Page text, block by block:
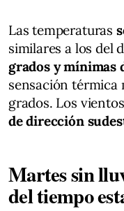
Las temperaturas
similares a los del
grados y mínimas
sensación térmica
grados. Los
de dirección
Martes sin
del tiempo